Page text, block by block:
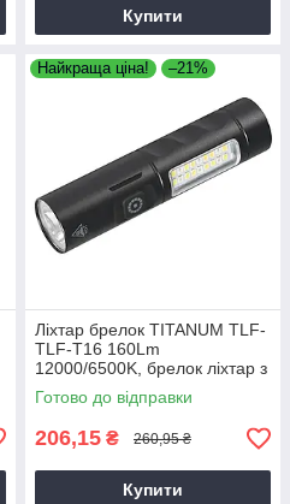
Купити
Найкраща ціна! –21%
Ліхтар брелок TITANUM TLF-
TLF-T16 160Lm
12000/6500K, брелок ліхтар з
двома режимами
Готово до відправки
206,15 ₴ 260,95 ₴
Купити